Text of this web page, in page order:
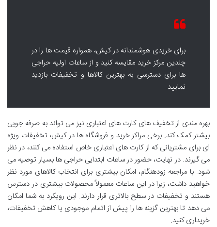
برای خریدی هوشمندانه در کیش، همواره قیمت ها را در
چندین مرکز خرید مقایسه کنید و از ساعات اولیه حراجی
ها برای دسترسی به بهترین کالاها و تخفیفات بازدید
نمایید.
بهره مندی از تخفیف های کارت های اعتباری نیز می تواند به صرفه جویی
بیشتر کمک کند. برخی مراکز خرید و فروشگاه ها در کیش، تخفیفات ویژه
ای برای مشتریانی که از کارت های اعتباری خاص استفاده می کنند، در نظر
می گیرند. در نهایت، حضور در ساعات ابتدایی حراجی ها بسیار توصیه می
شود. با مراجعه زودهنگام، امکان بیشتری برای انتخاب کالاهای مورد نظر
خواهید داشت، زیرا در این ساعات معمولاً محصولات بیشتری در دسترس
هستند و تخفیفات در سطح بالاتری قرار دارند. این رویکرد به شما امکان
می دهد تا بهترین گزینه ها را پیش از اتمام موجودی یا کاهش تخفیفات،
خریداری کنید.